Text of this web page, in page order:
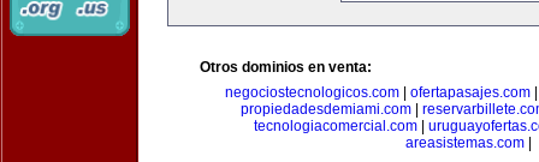
Otros dominios en venta:
negociostecnologicos.com
ofertapasajes.com
propiedadesdemiami.com
tecnologiacomercial.com
areasistemas.com|